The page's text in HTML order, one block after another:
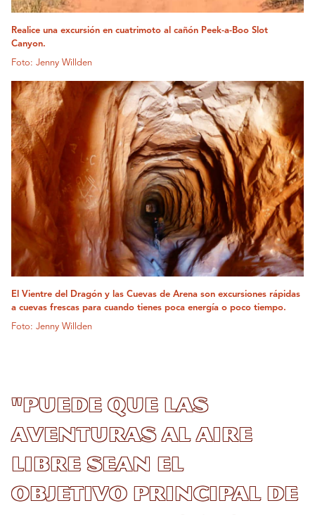
Realice una excursión en cuatrimoto al cañón Peek-a-Boo Slot
Canyon.
Foto: Jenny Willden
El Vientre del Dragón y las Cuevas de Arena son excursiones rápidas
a cuevas frescas para cuando tienes poca energía o poco tiempo.
Foto: Jenny Willden
"Puede que las
aventuras al aire
libre sean el
objetivo principal de